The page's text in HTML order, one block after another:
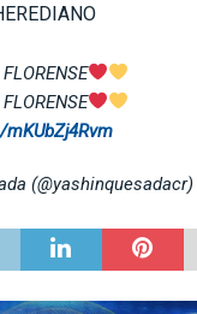
(@yashinquesadacr)